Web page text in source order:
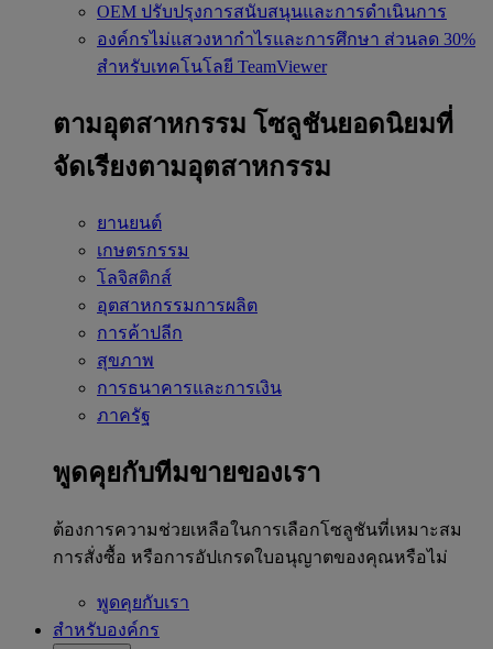
OEM ปรับปรุงการสนับสนุนและการดำเนินการ
องค์กรไม่แสวงหากำไรและการศึกษา ส่วนลด 30%
สำหรับเทคโนโลยี TeamViewer
ตามอุตสาหกรรม โซลูชันยอดนิยมที่
จัดเรียงตามอุตสาหกรรม
ยานยนต์
เกษตรกรรม
โลจิสติกส์
อุตสาหกรรมการผลิต
การค้าปลีก
สุขภาพ
การธนาคารและการเงิน
ภาครัฐ
พูดคุยกับทีมขายของเรา
ต้องการความช่วยเหลือในการเลือกโซลูชันที่เหมาะสม
การสั่งซื้อ หรือการอัปเกรดใบอนุญาตของคุณหรือไม่
พูดคุยกับเรา
สำหรับองค์กร